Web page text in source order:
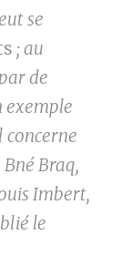
se
; au
de
exemple
concerne
Braq,
Imbert,
le